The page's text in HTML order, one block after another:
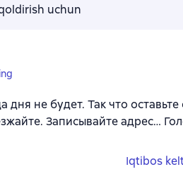
uchun
не будет. Так что оставьте
Записывайте адрес…
Iqtibos